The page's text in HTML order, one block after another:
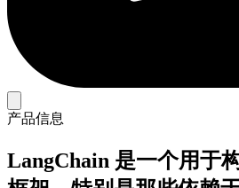
产品信息
LangChain 是一个用于